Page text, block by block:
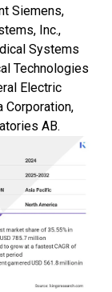
Siemens,
Inc.,
Systems
Technologies
Electric
Corporation,
AB.